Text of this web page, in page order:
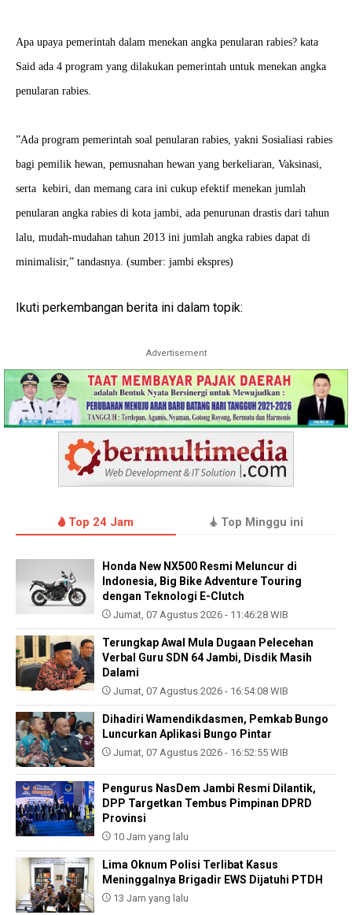
Apa upaya pemerintah dalam menekan angka penularan rabies? kata
Said ada 4 program yang dilakukan pemerintah untuk menekan angka
penularan rabies.
”Ada program pemerintah soal penularan rabies, yakni Sosialiasi rabies
bagi pemilik hewan, pemusnahan hewan yang berkeliaran, Vaksinasi,
serta kebiri, dan memang cara ini cukup efektif menekan jumlah
penularan angka rabies di kota jambi, ada penurunan drastis dari tahun
lalu, mudah-mudahan tahun 2013 ini jumlah angka rabies dapat di
minimalisir,” tandasnya. (sumber: jambi ekspres)
Ikuti perkembangan berita ini dalam topik:
Advertisement
Top 24 Jam Top Minggu ini
Honda New NX500 Resmi Meluncur di
Indonesia, Big Bike Adventure Touring
dengan Teknologi E-Clutch
Jumat, 07 Agustus 2026 - 11:46:28 WIB
Terungkap Awal Mula Dugaan Pelecehan
Verbal Guru SDN 64 Jambi, Disdik Masih
Dalami
Jumat, 07 Agustus 2026 - 16:54:08 WIB
Dihadiri Wamendikdasmen, Pemkab Bungo
Luncurkan Aplikasi Bungo Pintar
Jumat, 07 Agustus 2026 - 16:52:55 WIB
Pengurus NasDem Jambi Resmi Dilantik,
DPP Targetkan Tembus Pimpinan DPRD
Provinsi
10 Jam yang lalu
Lima Oknum Polisi Terlibat Kasus
Meninggalnya Brigadir EWS Dijatuhi PTDH
13 Jam yang lalu